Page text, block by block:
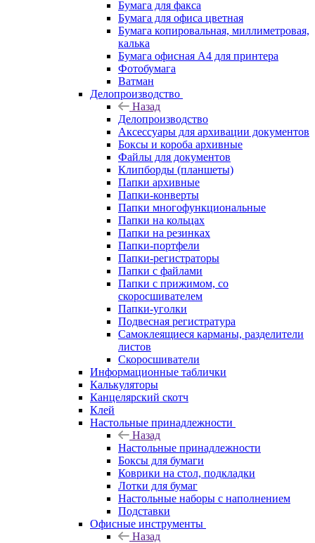
Бумага для факса
Бумага для офиса цветная
Бумага копировальная, миллиметровая,
калька
Бумага офисная А4 для принтера
Фотобумага
Ватман
Делопроизводство
Назад
Делопроизводство
Аксессуары для архивации документов
Боксы и короба архивные
Файлы для документов
Клипборды (планшеты)
Папки архивные
Папки-конверты
Папки многофункциональные
Папки на кольцах
Папки на резинках
Папки-портфели
Папки-регистраторы
Папки с файлами
Папки с прижимом, со
скоросшивателем
Папки-уголки
Подвесная регистратура
Самоклеящиеся карманы, разделители
листов
Скоросшиватели
Информационные таблички
Калькуляторы
Канцелярский скотч
Клей
Настольные принадлежности
Назад
Настольные принадлежности
Боксы для бумаги
Коврики на стол, подкладки
Лотки для бумаг
Настольные наборы с наполнением
Подставки
Офисные инструменты
Назад